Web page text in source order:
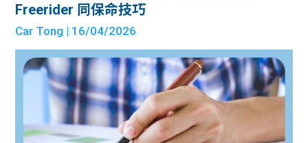
貸款
貸款
計算
資訊
Blog
大專
常見
問題
Freerider 同保命技巧
Car Tong | 16/04/2026